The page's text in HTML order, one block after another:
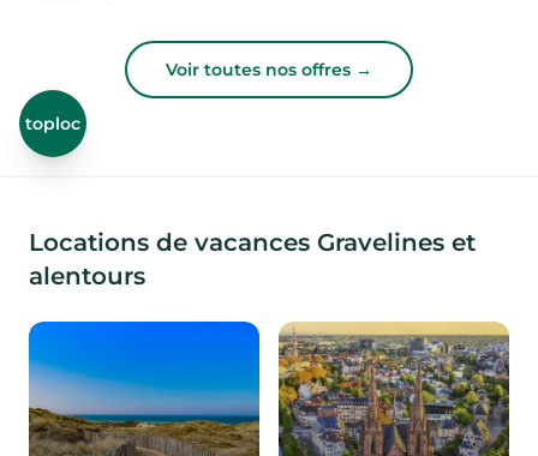
Voir toutes nos offres →
toploc
Locations de vacances Gravelines et
alentours